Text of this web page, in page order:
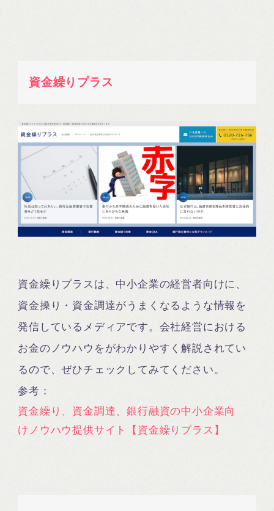
資金繰りプラス
資金繰りプラスは、中小企業の経営者向けに、
資金操り・資金調達がうまくなるような情報を
発信しているメディアです。会社経営における
お金のノウハウをがわかりやすく解説されてい
るので、ぜひチェックしてみてください。
参考：
資金繰り、資金調達、銀行融資の中小企業向
けノウハウ提供サイト【資金繰りプラス】